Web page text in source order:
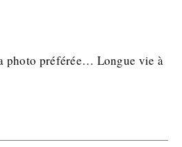
photo préférée… Longue vie à